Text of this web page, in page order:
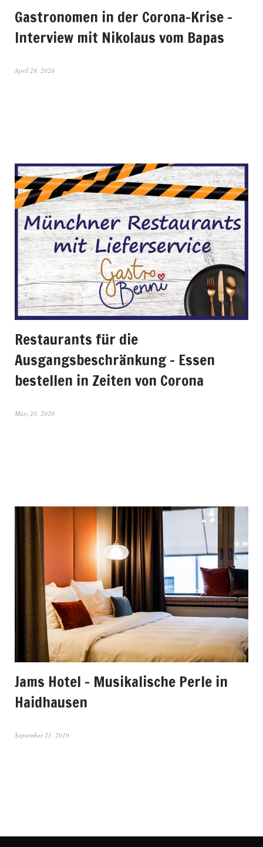
Gastronomen in der Corona-Krise –
Interview mit Nikolaus vom Bapas
April 28, 2020
Restaurants für die
Ausgangsbeschränkung – Essen
bestellen in Zeiten von Corona
März 20, 2020
Jams Hotel – Musikalische Perle in
Haidhausen
September 21, 2019